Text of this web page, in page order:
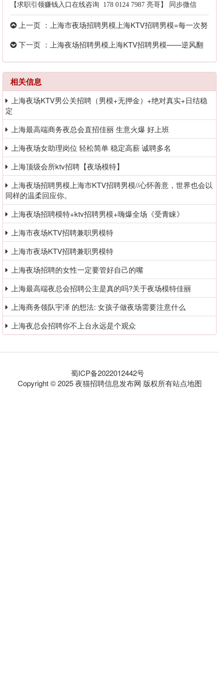
【求职引领赚钱入口在线咨询 178 0124 7987 亮哥】 同步微信
上一页 ：上海市夜场招聘男模上海KTV招聘男模=每一次努
力都是为了更好
下一页 ：上海夜场招聘男模上海KTV招聘男模——逆风翻
盘，向阳而生，奋
相关信息
上海夜场KTV男公关招聘（男模+无押金）+绝对真实+日结稳
定
上海最高端商务夜总会直招佳丽 生意火爆 好上班
上海夜场女助理岗位 轻松简单 稳定高薪 诚聘多名
上海顶级会所ktv招聘【夜场模特】
上海夜场招聘男模上海市KTV招聘男模//心怀善意，世界也会以
同样的温柔回应你。
上海夜场招聘模特+ktv招聘男模+嗨爆全场《受青睐》
上海市夜场KTV招聘兼职男模特
上海市夜场KTV招聘兼职男模特
上海夜场招聘的女性一定要管好自己的嘴
上海最高端夜总会招聘公主是真的吗?关于夜场模特佳丽
上海商务领队宇泽 的想法: 女孩子做夜场需要注意什么
上海夜总会招聘你不上台永远是个观众
蜀ICP备2022012442号
Copyright © 2025 夜猫招聘信息发布网 版权所有站点地图